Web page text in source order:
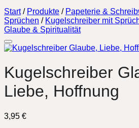
Start / Produkte / Papeterie &
Sprüchen / Kugelschreiber mit
Glaube & Spiritualität
Kugelschreiber
Liebe, Hoffnung
3,95 €